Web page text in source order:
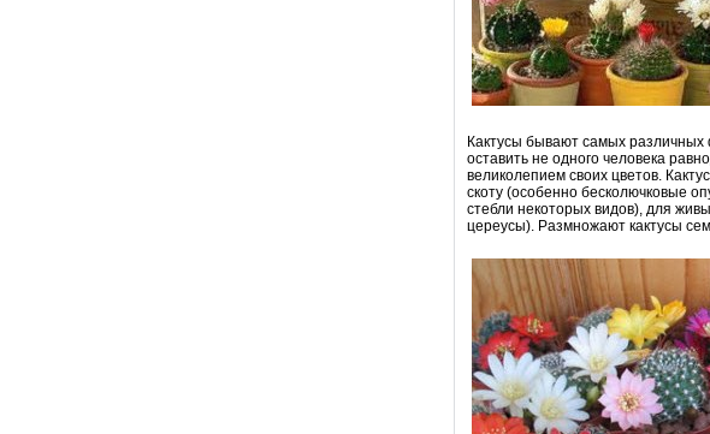
Кактусы бывают самых различных
оставить не одного человека
великолепием своих цветов.
скоту (особенно бесколючковые
стебли некоторых видов), для
цереусы). Размножают кактусы